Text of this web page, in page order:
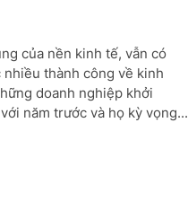
của nền kinh tế, vẫn có
thành công về kinh
doanh nghiệp khởi
năm trước và họ kỳ vọng...